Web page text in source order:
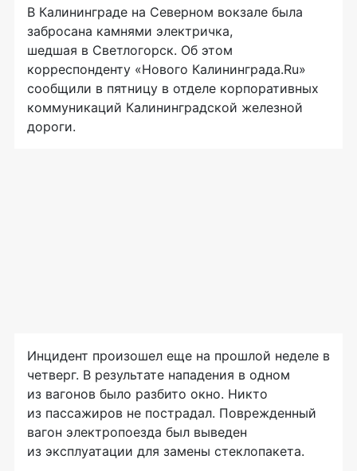
В Калининграде на Северном вокзале была
забросана камнями электричка,
шедшая в Светлогорск. Об этом
корреспонденту «Нового Калининграда.Ru»
сообщили в пятницу в отделе корпоративных
коммуникаций Калининградской железной
дороги.
Инцидент произошел еще на прошлой неделе в
четверг. В результате нападения в одном
из вагонов было разбито окно. Никто
из пассажиров не пострадал. Поврежденный
вагон электропоезда был выведен
из эксплуатации для замены стеклопакета.